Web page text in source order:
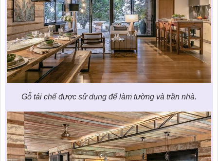
Gỗ tái chế được sử dụng để làm tường và trần nhà.